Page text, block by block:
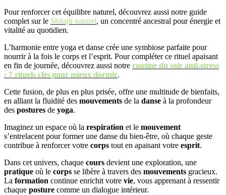
Pour renforcer cet équilibre naturel, découvrez aussi notre guide
complet sur le Shilajit naturel, un concentré ancestral pour énergie et
vitalité au quotidien.
L’harmonie entre yoga et danse crée une symbiose parfaite pour
nourrir à la fois le corps et l’esprit. Pour compléter ce rituel apaisant
en fin de journée, découvrez aussi notre routine du soir anti-stress
: 7 rituels clés pour mieux dormir.
Cette fusion, de plus en plus prisée, offre une multitude de bienfaits,
en alliant la fluidité des mouvements de la danse à la profondeur
des postures de yoga.
Imaginez un espace où la respiration et le mouvement
s’entrelacent pour former une danse du bien-être, où chaque geste
contribue à renforcer votre corps tout en apaisant votre esprit.
Dans cet univers, chaque cours devient une exploration, une
pratique où le corps se libère à travers des mouvements gracieux.
La formation continue enrichit votre vie, vous apprenant à ressentir
chaque posture comme un dialogue intérieur.